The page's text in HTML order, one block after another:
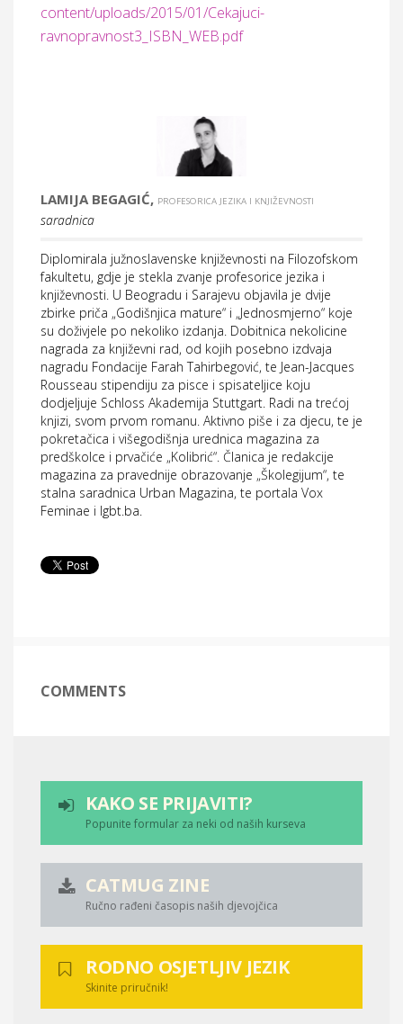
content/uploads/2015/01/Cekajuci-
ravnopravnost3_ISBN_WEB.pdf
LAMIJA BEGAGIĆ, PROFESORICA JEZIKA I KNJIŽEVNOSTI
saradnica
Diplomirala južnoslavenske književnosti na Filozofskom
fakultetu, gdje je stekla zvanje profesorice jezika i
književnosti. U Beogradu i Sarajevu objavila je dvije
zbirke priča „Godišnjica mature“ i „Jednosmjerno“ koje
su doživjele po nekoliko izdanja. Dobitnica nekolicine
nagrada za književni rad, od kojih posebno izdvaja
nagradu Fondacije Farah Tahirbegović, te Jean-Jacques
Rousseau stipendiju za pisce i spisateljice koju
dodjeljuje Schloss Akademija Stuttgart. Radi na trećoj
knjizi, svom prvom romanu. Aktivno piše i za djecu, te je
pokretačica i višegodišnja urednica magazina za
predškolce i prvačiće „Kolibrić“. Članica je redakcije
magazina za pravednije obrazovanje „Školegijum“, te
stalna saradnica Urban Magazina, te portala Vox
Feminae i lgbt.ba.
COMMENTS
KAKO SE PRIJAVITI?
Popunite formular za neki od naših kurseva
CATMUG ZINE
Ručno rađeni časopis naših djevojčica
RODNO OSJETLJIV JEZIK
Skinite priručnik!